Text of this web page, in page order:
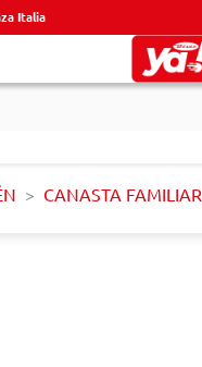
Italia
CANASTA FAMILIAR